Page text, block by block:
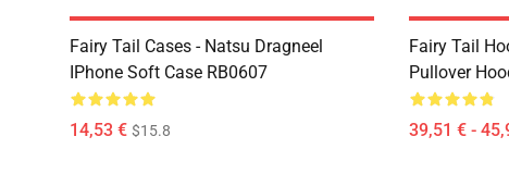
Fairy Tail Cases - Natsu Dragneel
IPhone Soft Case RB0607
14,53 € $15.8
Fairy Tail
Pullover
39,51 € -